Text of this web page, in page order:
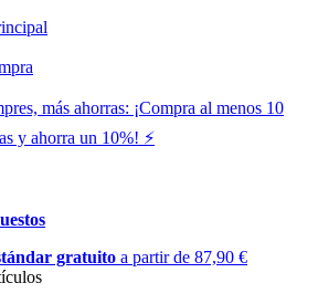
más ahorras: ¡Compra al menos 10
y ahorra un 10%! ⚡️
gratuito a partir de 87,90 €